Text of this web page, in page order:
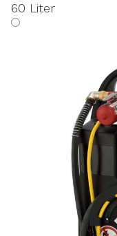
60 Liter